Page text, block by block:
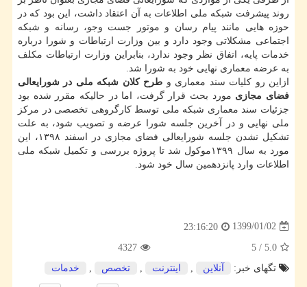
روند پیشرفت شبكه ملی اطلاعات به آن اعتقاد داشت، این بود كه در
حوزه هایی مانند پیام رسان و موتور جست وجو، رسانه و شبكه
اجتماعی مشكلاتی وجود دارد و بین وزارت ارتباطات و شورا درباره
خدمات پایه، اتفاق نظر وجود ندارد، بنابراین وزارت ارتباطات مكلف
به عرضه معماری نهایی خود به شورا شد.
ازاین رو كلیات سند معماری و طرح كلان شبكه ملی در شورایعالی
فضای مجازی مورد بحث قرار گرفت، اما در حالیكه مقرر شده بود
جزئیات سند معماری شبكه ملی توسط كارگروهی تخصصی در مركز
ملی نهایی و در آخرین جلسه شورا عرضه و تصویب شود، به علت
تشكیل نشدن جلسه شورایعالی فضای مجازی در اسفند ۱۳۹۸، این
مورد به سال ۱۳۹۹موكول شد تا پروژه بررسی و تكمیل شبكه ملی
اطلاعات وارد پانزدهمین سال خود شود.
1399/01/02
23:16:20
5.0
/
5
4327
تگهای خبر:
آنلاین اینترنت تخصص خدمات